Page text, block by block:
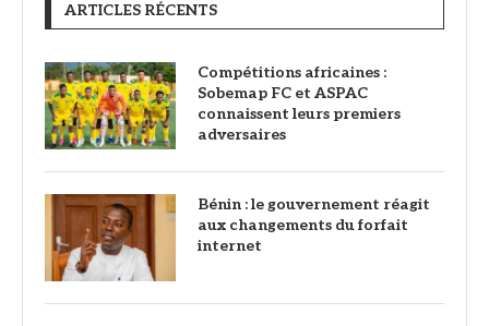
ARTICLES RÉCENTS
Compétitions africaines :
Sobemap FC et ASPAC
connaissent leurs premiers
adversaires
Bénin : le gouvernement réagit
aux changements du forfait
internet